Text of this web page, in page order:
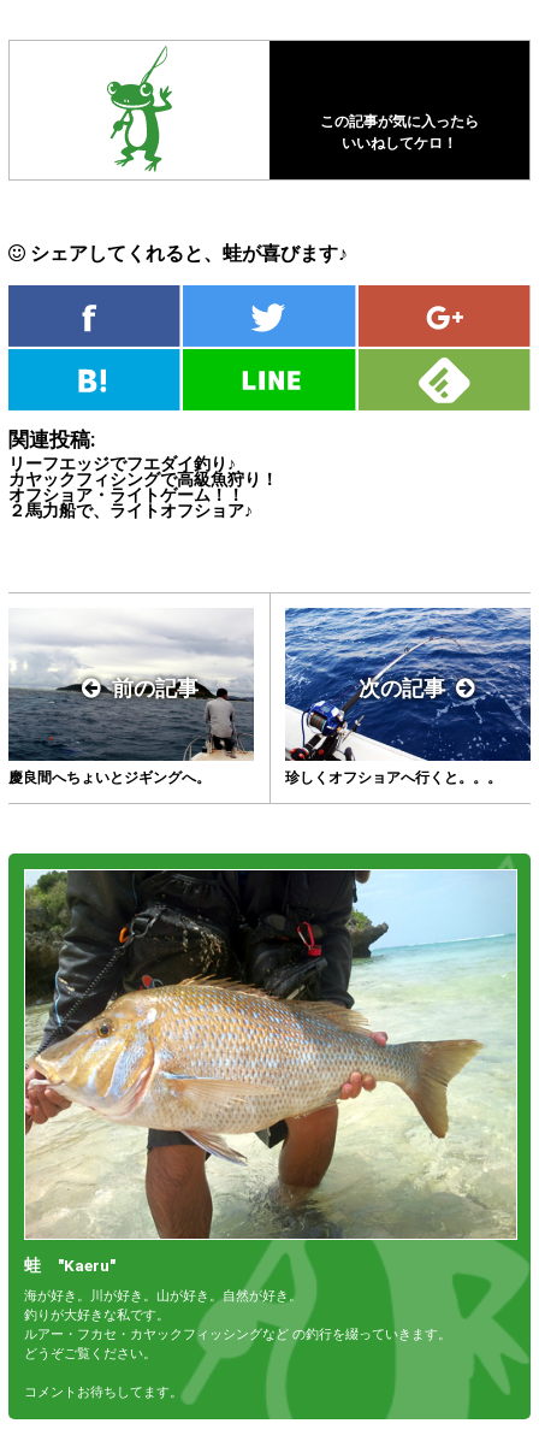
この記事が気に入ったら
いいねしてケロ！
シェアしてくれると、蛙が喜びます♪
関連投稿:
リーフエッジでフエダイ釣り♪
カヤックフィシングで高級魚狩り！
オフショア・ライトゲーム！！
２馬力船で、ライトオフショア♪
前の記事
慶良間へちょいとジギングへ。
次の記事
珍しくオフショアへ行くと。。。
蛙 "Kaeru"
海が好き。川が好き。山が好き。自然が好き。
釣りが大好きな私です。
ルアー・フカセ・カヤックフィッシングなど の釣行を綴っていきます。
どうぞご覧ください。
コメントお待ちしてます。